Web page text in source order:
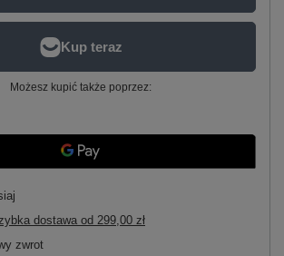
Możesz kupić także poprzez:
dostawa od 299,00 zł
zwrot